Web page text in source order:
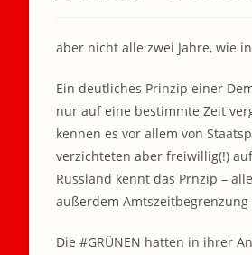
aber nicht alle zwei Jahre, wie
Ein deutliches Prinzip einer
nur auf eine bestimmte Zeit
kennen es vor allem von
verzichteten aber freiwillig(!)
Russland kennt das Prnzip –
außerdem
Die #GRÜNEN hatten in ihrer